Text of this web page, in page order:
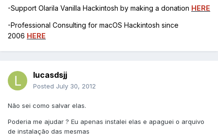
-Support Olarila Vanilla Hackintosh by making a donation HERE
-Professional Consulting for macOS Hackintosh since
2006 HERE
lucasdsjj
Posted July 30, 2012
Não sei como salvar elas.
Poderia me ajudar ? Eu apenas instalei elas e apaguei o arquivo
de instalação das mesmas